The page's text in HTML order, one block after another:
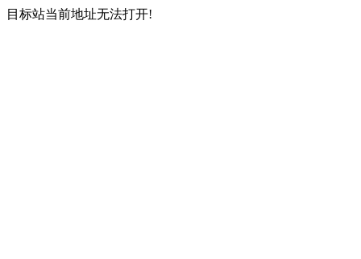
目标站当前地址无法打开!